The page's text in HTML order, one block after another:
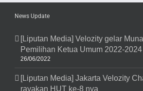
News Update
[Liputan Media] Velozity gelar
Pemilihan Ketua Umum 2022-2024
26/06/2022
[Liputan Media] Jakarta Velozity
rayakan HUT ke-8 nya